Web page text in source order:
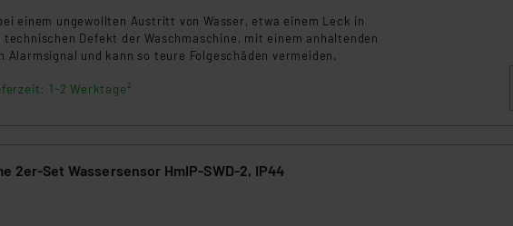
einem ungewollten Austritt von Wasser, etwa einem Leck in
Defekt der Waschmaschine, mit einem anhaltenden
Alarmsignal und kann so teure Folgeschäden vermeiden.
1-2 Werktage²
2er-Set Wassersensor HmIP-SWD-2, IP44